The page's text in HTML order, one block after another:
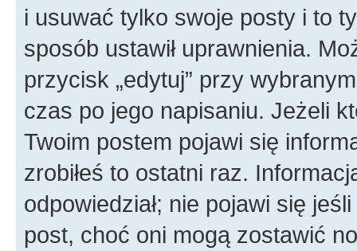
i usuwać tylko swoje posty i to
sposób ustawił uprawnienia.
przycisk „edytuj” przy
czas po jego napisaniu. Jeżeli
Twoim postem pojawi się
zrobiłeś to ostatni raz.
odpowiedział; nie pojawi się
post, choć oni mogą zostawić